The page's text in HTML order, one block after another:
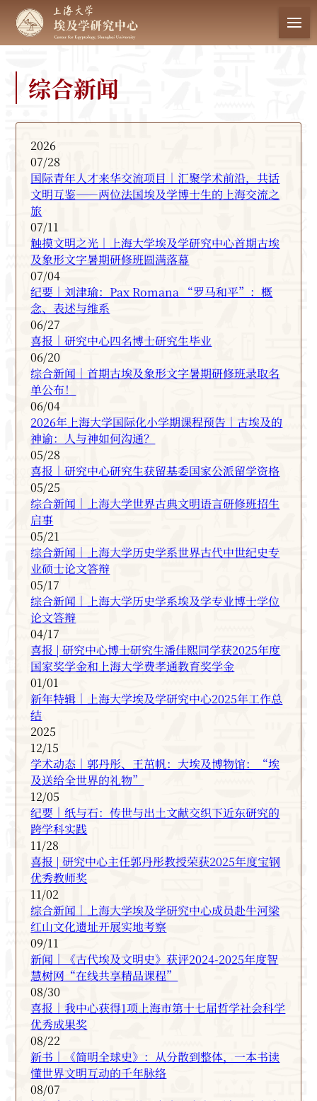
中心简介
科学研究
学术动态
集刊建设
数据库
综合新闻
2026
07/28
国际青年人才来华交流项目｜汇聚学术前沿，共话
文明互鉴——两位法国埃及学博士生的上海交流之
旅
07/11
触摸文明之光｜上海大学埃及学研究中心首期古埃
及象形文字暑期研修班圆满落幕
07/04
纪要｜刘津瑜：Pax Romana “罗马和平”：概
念、表述与维系
06/27
喜报｜研究中心四名博士研究生毕业
06/20
综合新闻｜首期古埃及象形文字暑期研修班录取名
单公布！
06/04
2026年上海大学国际化小学期课程预告｜古埃及的
神谕：人与神如何沟通？
05/28
喜报｜研究中心研究生获留基委国家公派留学资格
05/25
综合新闻｜上海大学世界古典文明语言研修班招生
启事
05/21
综合新闻｜上海大学历史学系世界古代中世纪史专
业硕士论文答辩
05/17
综合新闻｜上海大学历史学系埃及学专业博士学位
论文答辩
04/17
喜报 | 研究中心博士研究生潘佳熙同学获2025年度
国家奖学金和上海大学费孝通教育奖学金
01/01
新年特辑｜上海大学埃及学研究中心2025年工作总
结
2025
12/15
学术动态｜郭丹彤、王茁帆：大埃及博物馆：“埃
及送给全世界的礼物”
12/05
纪要｜纸与石：传世与出土文献交织下近东研究的
跨学科实践
11/28
喜报 | 研究中心主任郭丹彤教授荣获2025年度宝钢
优秀教师奖
11/02
综合新闻｜上海大学埃及学研究中心成员赴牛河梁
红山文化遗址开展实地考察
09/11
新闻｜《古代埃及文明史》获评2024-2025年度智
慧树网“在线共享精品课程”
08/30
喜报｜我中心获得1项上海市第十七届哲学社会科学
优秀成果奖
08/22
新书｜《简明全球史》：从分散到整体，一本书读
懂世界文明互动的千年脉络
08/07